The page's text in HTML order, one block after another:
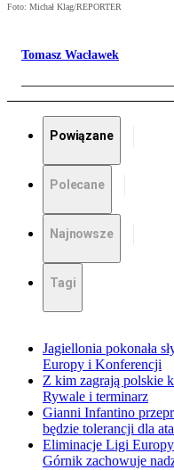
Foto: Michał Klag/REPORTER
Tomasz Wacławek
Powiązane
Polecane
Najnowsze
Tagi
Jagiellonia pokonała
Europy i Konferencji
Z kim zagrają polskie
Rywale i terminarz
Gianni Infantino
będzie tolerancji dla
Eliminacje Ligi
Górnik zachowuje